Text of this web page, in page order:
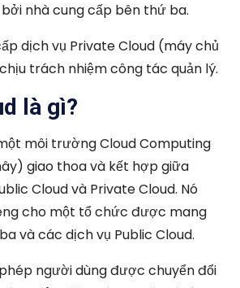
nhà cung cấp bên thứ ba.
dịch vụ Private Cloud (máy chủ
trách nhiệm công tác quản lý.
là gì?
môi trường Cloud Computing
giao thoa và kết hợp giữa
Cloud và Private Cloud. Nó
cho một tổ chức được mang
và các dịch vụ Public Cloud.
người dùng được chuyển đổi